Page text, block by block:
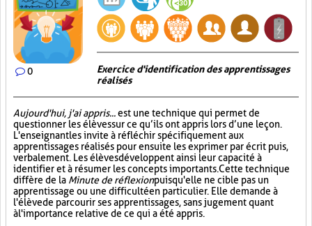
0
Exercice d'identification des apprentissages
réalisés
Aujourd'hui, j'ai appris...est une technique qui permet de
questionner les élèves sur ce qu’ils ont appris lors d’une leçon.
L'enseignant les invite à réfléchir spécifiquement aux
apprentissages réalisés pour ensuite les exprimer par écrit puis,
verbalement. Les élèves développent ainsi leur capacité à
identifier et à résumer les concepts importants. Cette technique
diffère de la Minute de réflexionpuisqu'elle ne cible pas un
apprentissage ou une difficulté en particulier. Elle demande à
l'élève de parcourir ses apprentissages, sans jugement quant
à l'importance relative de ce qui a été appris.